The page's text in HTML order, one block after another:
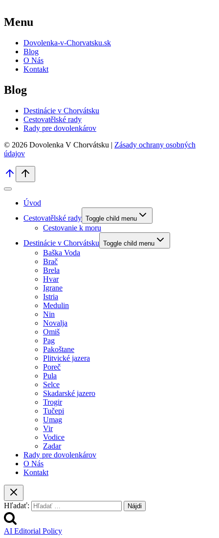
Menu
Dovolenka-v-Chorvatsku.sk
Blog
O Nás
Kontakt
Blog
Destinácie v Chorvátsku
Cestovatělské rady
Rady pre dovolenkárov
© 2026 Dovolenka V Chorvátsku | Zásady ochrany osobných
údajov
Úvod
Cestovatělské rady Toggle child menu
Cestovanie k moru
Destinácie v Chorvátsku Toggle child menu
Baška Voda
Brač
Brela
Hvar
Igrane
Istria
Medulin
Nin
Novalja
Omiš
Pag
Pakoštane
Plitvické jazera
Poreč
Pula
Selce
Skadarské jazero
Trogir
Tučepi
Umag
Vir
Vodice
Zadar
Rady pre dovolenkárov
O Nás
Kontakt
Hľadať:
AI Editorial Policy